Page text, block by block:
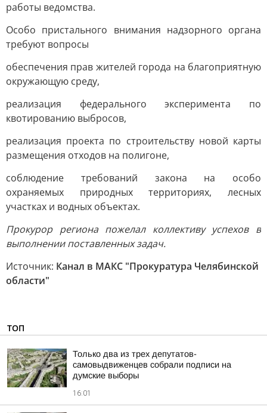
работы ведомства.
Особо пристального внимания надзорного органа
требуют вопросы
обеспечения прав жителей города на благоприятную
окружающую среду,
реализация федерального эксперимента по
квотированию выбросов,
реализация проекта по строительству новой карты
размещения отходов на полигоне,
соблюдение требований закона на особо
охраняемых природных территориях, лесных
участках и водных объектах.
Прокурор региона пожелал коллективу успехов в
выполнении поставленных задач.
Источник: Канал в МАКС "Прокуратура Челябинской
области"
ТОП
Только два из трех депутатов-
самовыдвиженцев собрали подписи на
думские выборы
16:01